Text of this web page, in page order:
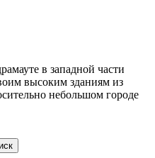
в западной части
высоким зданиям из
небольшом городе